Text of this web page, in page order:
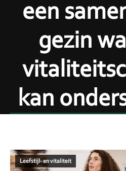
een
gezin
kan
Leefstijl- en vitaliteit